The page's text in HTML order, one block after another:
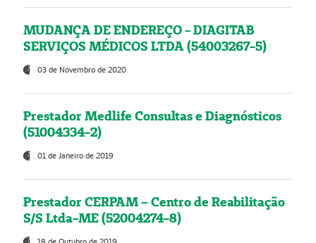
MUDANÇA DE ENDEREÇO - DIAGITAB
SERVIÇOS MÉDICOS LTDA (54003267-5)
03 de Novembro de 2020
Prestador Medlife Consultas e Diagnósticos
(51004334-2)
01 de Janeiro de 2019
Prestador CERPAM – Centro de Reabilitação
S/S Ltda-ME (52004274-8)